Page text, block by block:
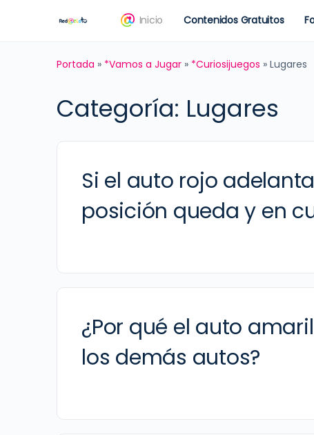
Inicio Contenidos Gratuitos
Portada » *Vamos a Jugar » *Curiosijuegos » Lugares
Categoría: Lugares
Si el auto rojo
posición queda y en
¿Por qué el auto
los demás autos?